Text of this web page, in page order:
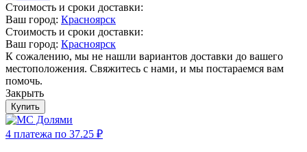
Стоимость и сроки доставки:
Ваш город: Красноярск
Стоимость и сроки доставки:
Ваш город: Красноярск
К сожалению, мы не нашли вариантов доставки до вашего
местоположения. Свяжитесь с нами, и мы постараемся вам
помочь.
Закрыть
Купить
4 платежа по 37.25 ₽